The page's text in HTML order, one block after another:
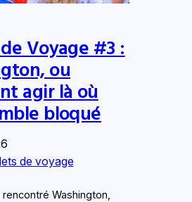
Voyage #3 :
ou
agir là où
bloqué
de voyage
rencontré Washington,